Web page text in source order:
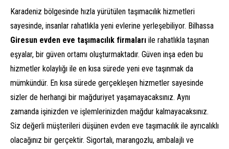
Karadeniz bölgesinde hızla yürütülen taşımacılık hizmetleri
sayesinde, insanlar rahatlıkla yeni evlerine yerleşebiliyor. Bilhassa
Giresun evden eve taşımacılık firmaları ile rahatlıkla taşınan
eşyalar, bir güven ortamı oluşturmaktadır. Güven inşa eden bu
hizmetler kolaylığı ile en kısa sürede yeni eve taşınmak da
mümkündür. En kısa sürede gerçekleşen hizmetler sayesinde
sizler de herhangi bir mağduriyet yaşamayacaksınız. Aynı
zamanda işinizden ve işlemlerinizden mağdur kalmayacaksınız.
Siz değerli müşterileri düşünen evden eve taşımacılık ile ayrıcalıklı
olacağınız bir gerçektir. Sigortalı, marangozlu, ambalajlı ve